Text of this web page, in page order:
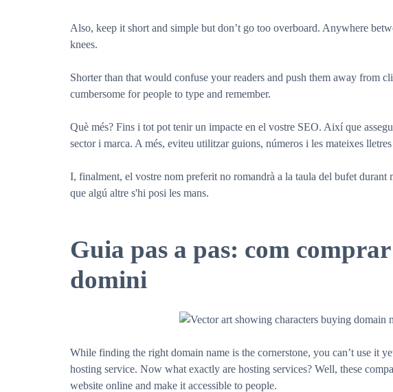
Also, keep it short and simple but don’t go too overboard. Anywhere
knees.
Shorter than that would confuse your readers and push them away from
cumbersome for people to type and remember.
Què més? Fins i tot pot tenir un impacte en el vostre SEO. Així que
sector i marca. A més, eviteu utilitzar guions, números i les mateixes lletres
I, finalment, el vostre nom preferit no romandrà a la taula del bufet durant
que algú altre s'hi posi les mans.
Guia pas a pas: com
domini
While finding the right domain name is the cornerstone, you can’t use it
hosting service. Now what exactly are hosting services? Well, these
website online and make it accessible to people.